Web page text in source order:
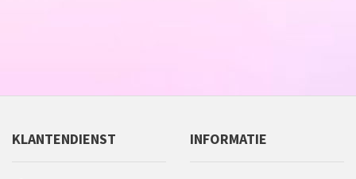
KLANTENDIENST INFORMATIE